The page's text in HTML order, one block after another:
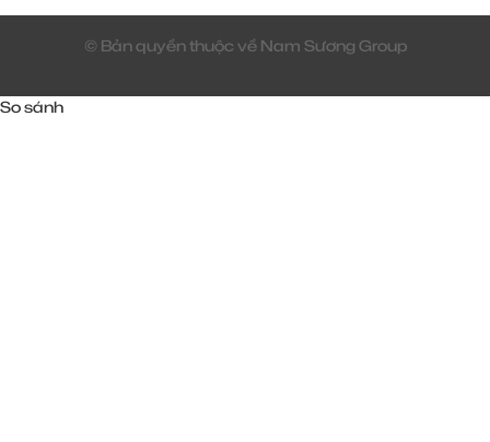
© Bản quyền thuộc về Nam Sương Group
So sánh